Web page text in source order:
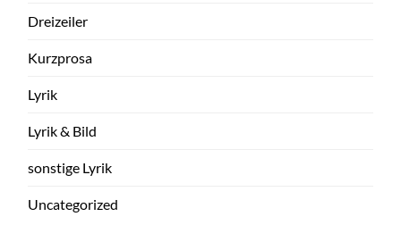
Dreizeiler
Kurzprosa
Lyrik
Lyrik & Bild
sonstige Lyrik
Uncategorized